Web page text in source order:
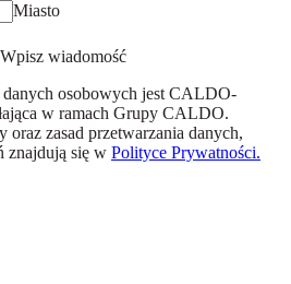
Miasto
Wpisz wiadomość
osobowych jest CALDO-
w ramach Grupy CALDO.
oraz zasad przetwarzania danych,
znajdują się w Polityce Prywatności.